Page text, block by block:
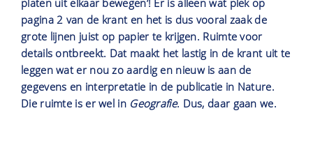
platen uit elkaar bewegen’! Er is alleen wat plek op
pagina 2 van de krant en het is dus vooral zaak de
grote lijnen juist op papier te krijgen. Ruimte voor
details ontbreekt. Dat maakt het lastig in de krant uit te
leggen wat er nou zo aardig en nieuw is aan de
gegevens en interpretatie in de publicatie in Nature.
Die ruimte is er wel in Geografie. Dus, daar gaan we.